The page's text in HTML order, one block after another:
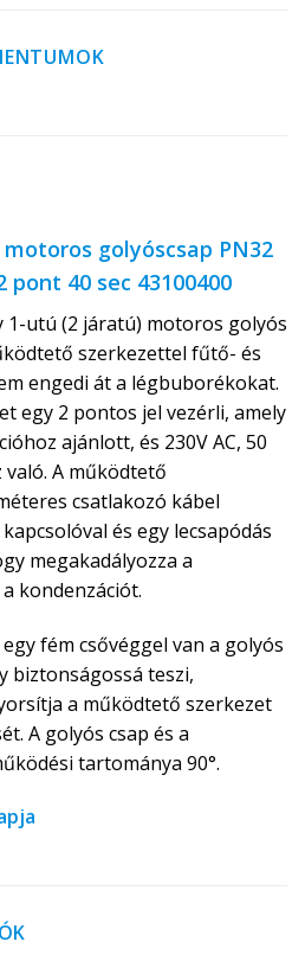
motoros golyóscsap PN32
pont 40 sec 43100400
1-utú (2 járatú) motoros golyós
szerkezettel fűtő- és
engedi át a légbuborékokat.
egy 2 pontos jel vezérli, amely
ajánlott, és 230V AC, 50
A működtető
csatlakozó kábel
és egy lecsapódás
megakadályozza a
kondenzációt.
fém csővéggel van a golyós
biztonságossá teszi,
a működtető szerkezet
A golyós csap és a
tartománya 90°.